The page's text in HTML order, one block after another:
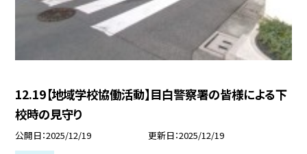
12.19【地域学校協働活動】目白警察署の皆様による下
校時の見守り
公開日 2025/12/19 更新日 2025/12/19